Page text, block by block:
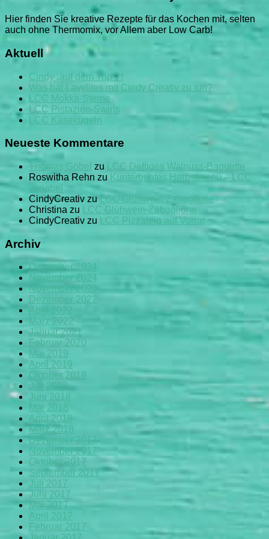
Hier finden Sie kreative Rezepte für das Kochen mit, selten
auch ohne Thermomix, vor Allem aber Low Carb!
Aktuell
Cindy „auf dem Trip“?!
Was hat Lavylites mit Cindy Creativ zu tun?
LCC Mokka-Sterne
LCC Pistazien-Swirls
LCC Käsekugeln
Neueste Kommentare
Thomas Göbel zu
LCC Deftiges Walnuss-Baguette
Roswitha Rehn zu Kunterbuntes Herbstmenü – LCC
variabel
CindyCreativ zu LCC Glühwein-Zabaglione
Christina zu
LCC Glühwein-Zabaglione
CindyCreativ zu LCC Pizzateig auf Vorrat
Archiv
Dezember 2024
November 2024
November 2023
Dezember 2022
April 2022
März 2022
Januar 2021
Februar 2020
Mai 2019
April 2019
Oktober 2018
Juli 2018
Juni 2018
Mai 2018
April 2018
März 2018
Dezember 2017
November 2017
Oktober 2017
September 2017
Juli 2017
Juni 2017
Mai 2017
April 2017
Februar 2017